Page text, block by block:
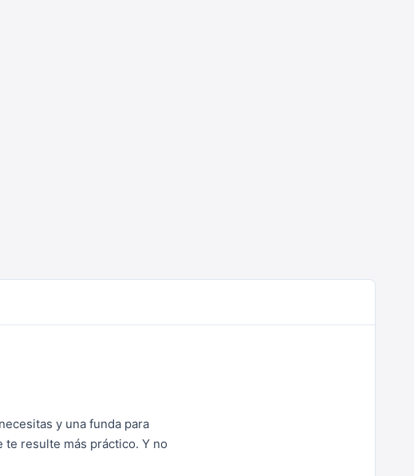
y una funda para
resulte más práctico. Y no